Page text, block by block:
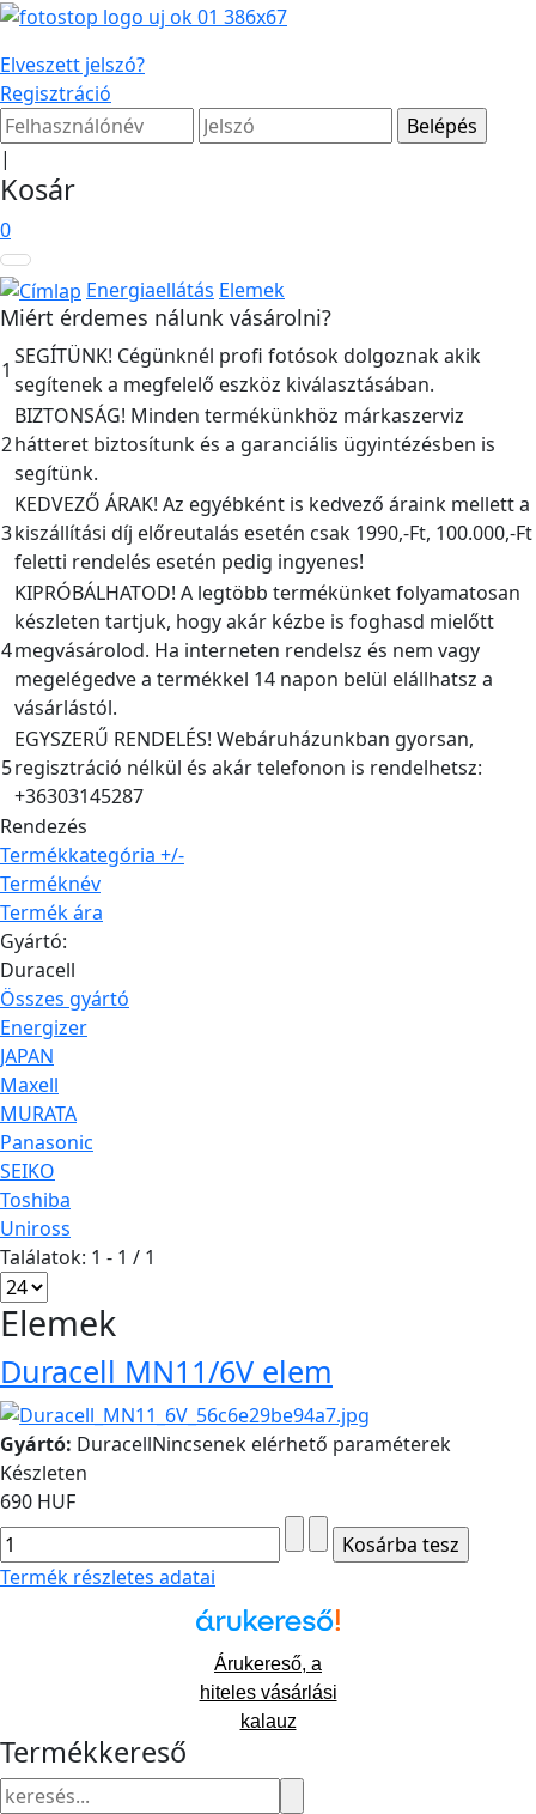
Elveszett jelszó?
Regisztráció
|
Kosár
0
Energiaellátás Elemek
Miért érdemes nálunk vásárolni?
1
SEGÍTÜNK! Cégünknél profi fotósok dolgoznak akik
segítenek a megfelelő eszköz kiválasztásában.
2
BIZTONSÁG! Minden termékünkhöz márkaszerviz
hátteret biztosítunk és a garanciális ügyintézésben is
segítünk.
3
KEDVEZŐ ÁRAK! Az egyébként is kedvező áraink mellett a
kiszállítási díj előreutalás esetén csak 1990,-Ft, 100.000,-Ft
feletti rendelés esetén pedig ingyenes!
4
KIPRÓBÁLHATOD! A legtöbb termékünket folyamatosan
készleten tartjuk, hogy akár kézbe is foghasd mielőtt
megvásárolod. Ha interneten rendelsz és nem vagy
megelégedve a termékkel 14 napon belül elállhatsz a
vásárlástól.
5
EGYSZERŰ RENDELÉS! Webáruházunkban gyorsan,
regisztráció nélkül és akár telefonon is rendelhetsz:
+36303145287
Rendezés
Termékkategória +/-
Terméknév
Termék ára
Gyártó:
Duracell
Összes gyártó
Energizer
JAPAN
Maxell
MURATA
Panasonic
SEIKO
Toshiba
Uniross
Találatok: 1 - 1 / 1
Elemek
Duracell MN11/6V elem
Gyártó: DuracellNincsenek elérhető paraméterek
Készleten
690 HUF
Termék részletes adatai
Árukereső, a
hiteles vásárlási
kalauz
Termékkereső